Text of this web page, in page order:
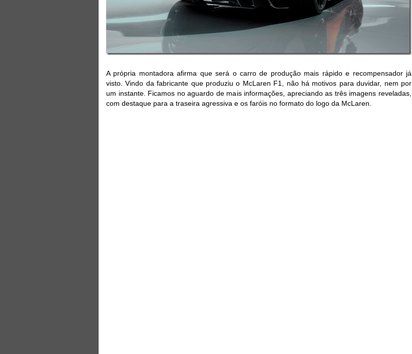
A própria montadora afirma que será o carro de produção mais rápido e recompensador já
visto. Vindo da fabricante que produziu o McLaren F1, não há motivos para duvidar, nem por
um instante. Ficamos no aguardo de mais informações, apreciando as três imagens reveladas,
com destaque para a traseira agressiva e os faróis no formato do logo da McLaren.